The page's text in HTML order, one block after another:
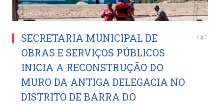
SECRETARIA MUNICIPAL DE
OBRAS E SERVIÇOS PÚBLICOS
INICIA A RECONSTRUÇÃO DO
MURO DA ANTIGA DELEGACIA NO
DISTRITO DE BARRA DO
0